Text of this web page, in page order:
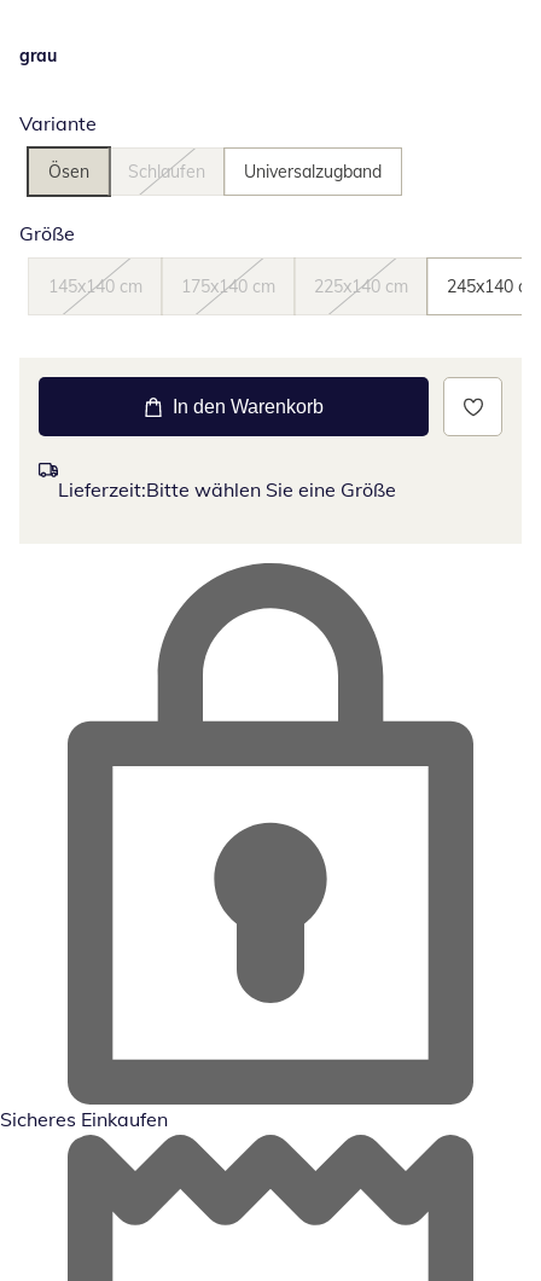
grau
Variante
Ösen Schlaufen Universalzugband
Größe
145x140 cm 175x140 cm 225x140 cm 245x140 cm
In den Warenkorb
Lieferzeit:Bitte wählen Sie eine Größe
Sicheres Einkaufen